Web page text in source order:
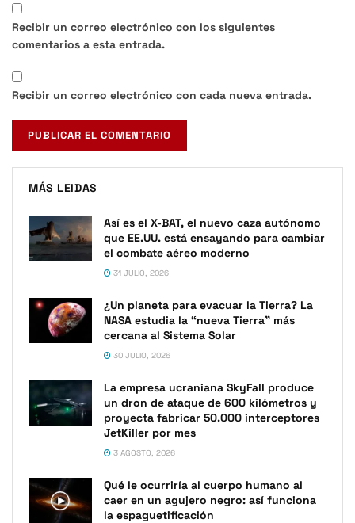
Recibir un correo electrónico con los siguientes
comentarios a esta entrada.
Recibir un correo electrónico con cada nueva entrada.
MÁS LEIDAS
Así es el X-BAT, el nuevo caza autónomo
que EE.UU. está ensayando para cambiar
el combate aéreo moderno
31 JULIO, 2026
¿Un planeta para evacuar la Tierra? La
NASA estudia la “nueva Tierra” más
cercana al Sistema Solar
30 JULIO, 2026
La empresa ucraniana SkyFall produce
un dron de ataque de 600 kilómetros y
proyecta fabricar 50.000 interceptores
JetKiller por mes
3 AGOSTO, 2026
Qué le ocurriría al cuerpo humano al
caer en un agujero negro: así funciona
la espaguetificación